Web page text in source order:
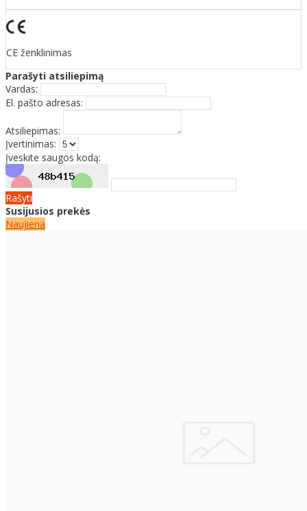
CE ženklinimas
Parašyti atsiliepimą
Vardas:
El. pašto adresas:
Atsiliepimas:
Įvertinimas:
Įveskite saugos kodą:
Rašyti
Susijusios prekės
Naujiena